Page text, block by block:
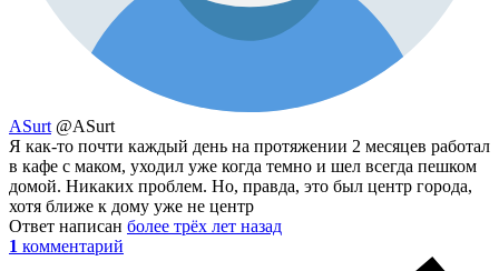
ASurt @ASurt
Я как-то почти каждый день на протяжении 2 месяцев работал
в кафе с маком, уходил уже когда темно и шел всегда пешком
домой. Никаких проблем. Но, правда, это был центр города,
хотя ближе к дому уже не центр
Ответ написан более трёх лет назад
1 комментарий